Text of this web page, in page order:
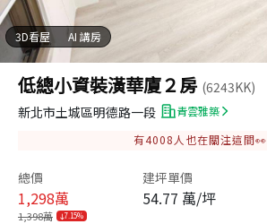
3D看屋 AI 講房
低總小資裝潢華廈２房 (6243KK)
新北市土城區明德路一段
青雲雅築
有4008 人也在關注這間👀
總價
1,298萬
1,398萬 7.15%
建坪單價
54.77 萬/坪